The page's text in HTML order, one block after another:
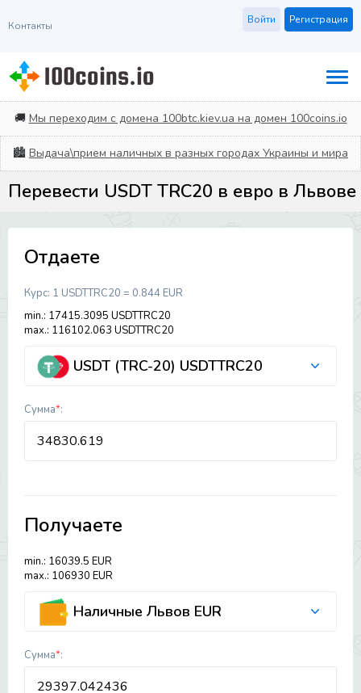
Контакты Регистрация
Войти
🚚 Мы переходим с домена 100btc.kiev.ua на домен 100coins.io
🏙️ Выдача\прием наличных в разных городах Украины и мира
Перевести USDT TRC20 в евро в Львове
Отдаете
Курс: 1 USDTTRC20 = 0.844 EUR
min.: 17415.3095 USDTTRC20
max.: 116102.063 USDTTRC20
USDT (TRC-20) USDTTRC20
Сумма*:
Получаете
min.: 16039.5 EUR
max.: 106930 EUR
Наличные Львов EUR
Сумма*: